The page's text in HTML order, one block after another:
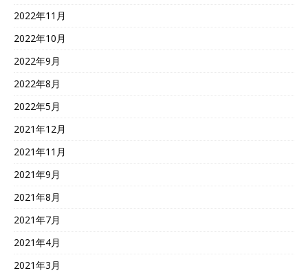
2022年11月
2022年10月
2022年9月
2022年8月
2022年5月
2021年12月
2021年11月
2021年9月
2021年8月
2021年7月
2021年4月
2021年3月